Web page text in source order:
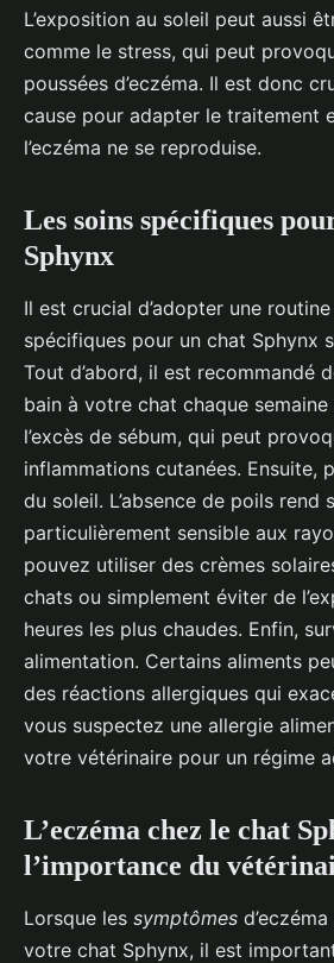
L’exposition au soleil peut aussi
comme le stress, qui peut
poussées d’eczéma. Il est donc
cause pour adapter le traitement
l’eczéma ne se reproduise.
Les soins spécifiques
Sphynx
Il est crucial d’adopter une
spécifiques pour un chat Sphynx
Tout d’abord, il est recommandé
bain à votre chat chaque
l’excès de sébum, qui peut
inflammations cutanées. Ensuite,
du soleil. L’absence de poils rend
particulièrement sensible aux
pouvez utiliser des crèmes
chats ou simplement éviter de
heures les plus chaudes. Enfin,
alimentation. Certains aliments
des réactions allergiques qui
vous suspectez une allergie
votre vétérinaire pour un régime
L’eczéma chez le chat
l’importance du
Lorsque les symptômes
votre chat Sphynx, il est